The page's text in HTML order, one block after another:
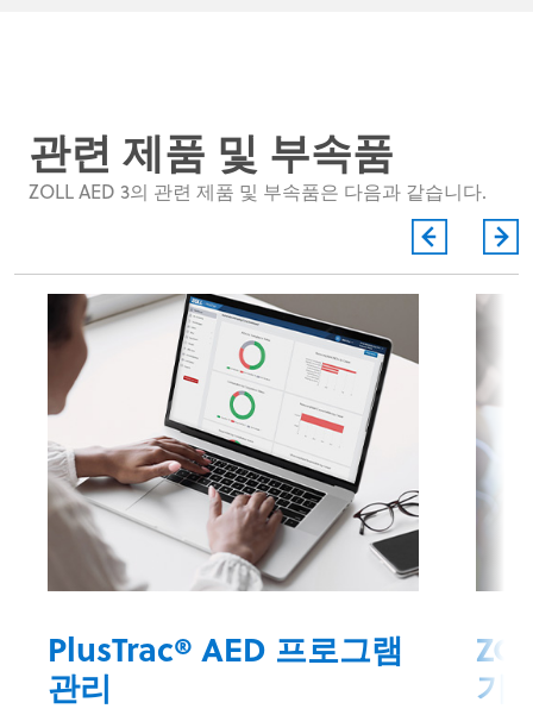
관련 제품 및 부속품
ZOLL AED 3의 관련 제품 및 부속품은 다음과 같습니다.
PlusTrac® AED 프로그램
관리
기